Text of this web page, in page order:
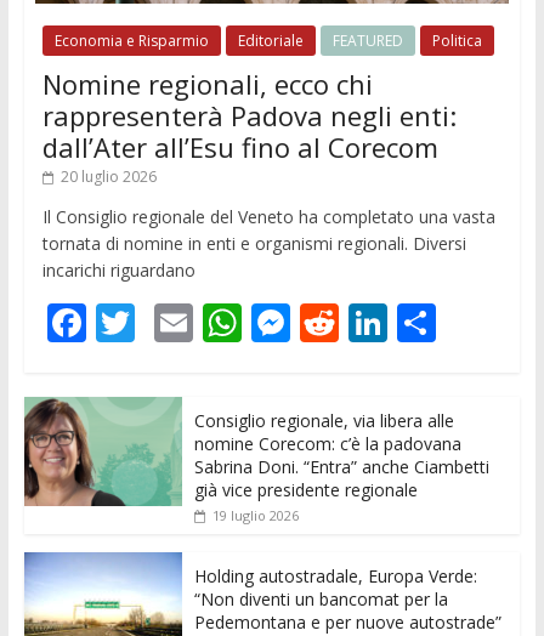
Economia e Risparmio Editoriale FEATURED Politica
Nomine regionali, ecco chi
rappresenterà Padova negli enti:
dall’Ater all’Esu fino al Corecom
20 luglio 2026
Il Consiglio regionale del Veneto ha completato una vasta
tornata di nomine in enti e organismi regionali. Diversi
incarichi riguardano
F
e
b
o
o
k
T
itt
er
E
l
W
at
s
A
p
M
e
n
g
R
di
t
Li
k
e
dI
C
n
di
vi
Consiglio regionale, via libera alle
nomine Corecom: c’è la padovana
Sabrina Doni. “Entra” anche Ciambetti
già vice presidente regionale
19 luglio 2026
Holding autostradale, Europa Verde:
“Non diventi un bancomat per la
Pedemontana e per nuove autostrade”